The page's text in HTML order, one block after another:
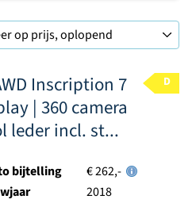
Inscription 7
| 360 camera
leder incl. st...
D
bijtelling
€ 262,-
2018